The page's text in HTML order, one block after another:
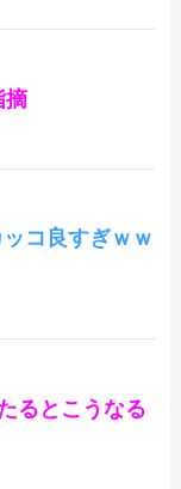
摘
コ良すぎｗｗ
るとこうなる